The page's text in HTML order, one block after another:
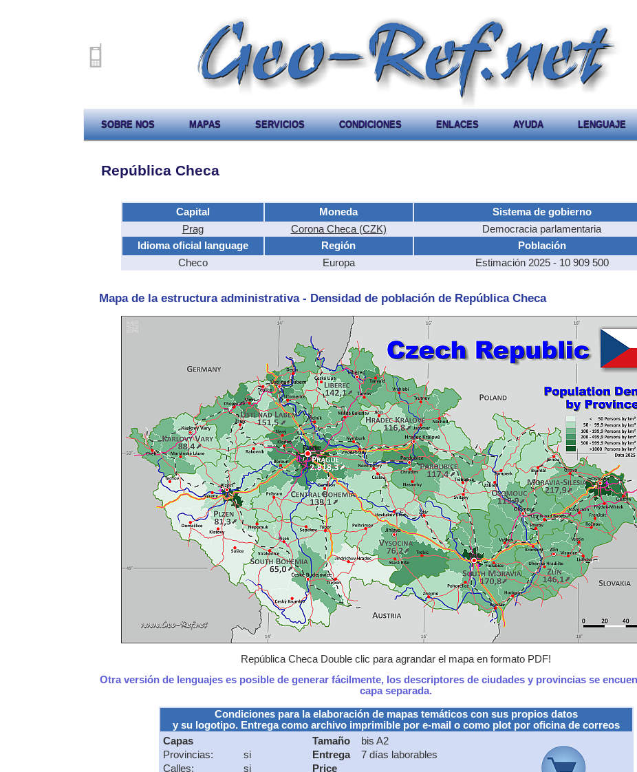
SOBRE NOS MAPAS SERVICIOS CONDICIONES ENLACES AYUDA LENGUAJE
República Checa
Capital Moneda
Sistema de gobierno
Prag
Corona Checa (CZK)
Democracia parlamentaria
Idioma oficial language
Región
Población
Checo
Europa Estimación 2025 - 10 909 500
Mapa de la estructura administrativa - Densidad de población de República Checa
República Checa Double clic para agrandar el mapa en formato PDF!
Otra versión de lenguajes es posible de generar fácilmente, los descriptores de ciudades y provincias se
capa separada.
Condiciones para la elaboración de mapas temáticos con sus propios datos
y su logotipo. Entrega como archivo imprimible por e-mail o como plot por oficina de correos
Capas
Provincias:
si
Calles:
si
Tamaño
bis A2
Entrega
7 días laborables
Price